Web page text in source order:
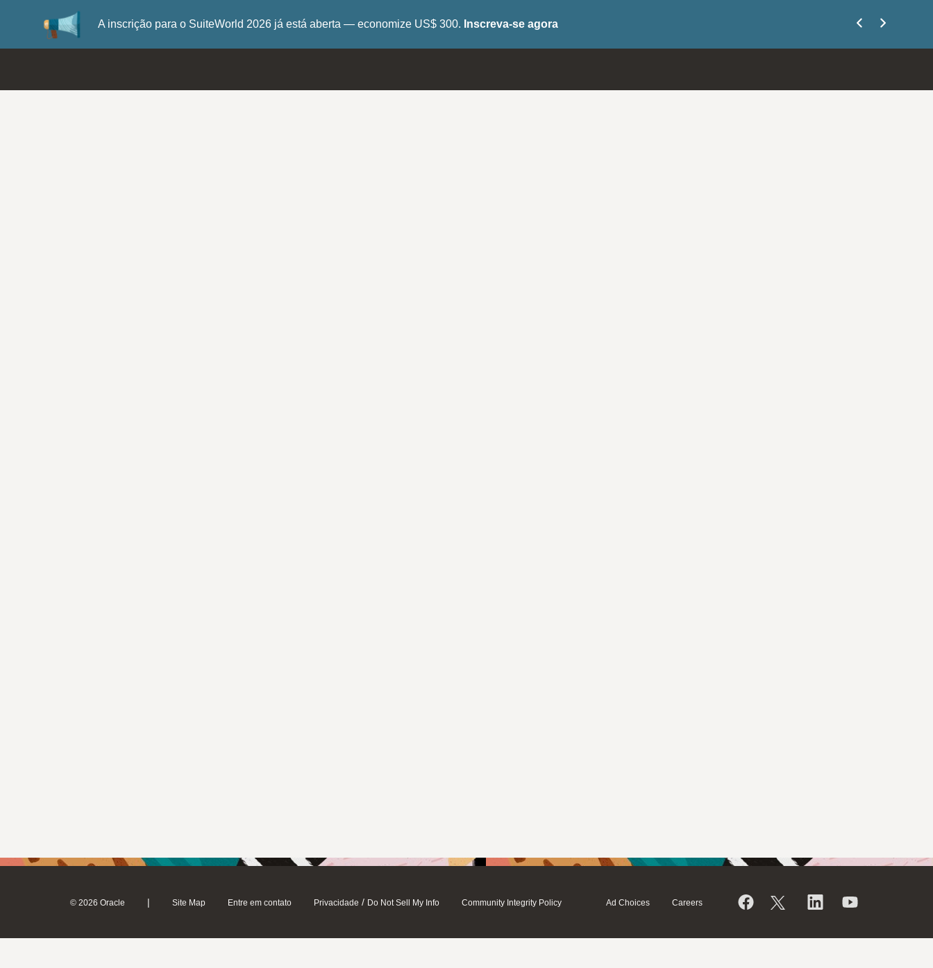
A inscrição para o SuiteWorld 2026 já está aberta — economize US$ 300. Inscreva-se agora
© 2026 Oracle | Site Map Entre em contato Privacidade / Do Not Sell My Info Community Integrity Policy Ad Choices Careers